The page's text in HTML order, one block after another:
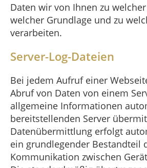
Daten wir von Ihnen zu
welcher Grundlage und zu
verarbeiten.
Server-Log-Dateien
Bei jedem Aufruf einer
Abruf von Daten von einem
allgemeine Informationen
bereitstellenden Server
Datenübermittlung erfolgt
ein grundlegender Bestandteil
Kommunikation zwischen